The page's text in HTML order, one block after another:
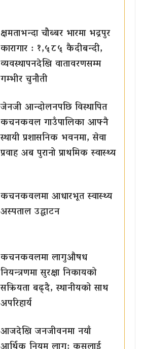
क्षमताभन्दा चौब्बर भारमा भद्रपुर
कारागार : १,५८५ कैदीबन्दी,
व्यवस्थापनदेखि वातावरणसम्म
गम्भीर चुनौती
जेनजी आन्दोलनपछि विस्थापित
कचनकवल गाउँपालिका आफ्नै
स्थायी प्रशासनिक भवनमा, सेवा
प्रवाह अब पुरानो प्राथमिक स्वास्थ्य
कचनकवलमा आधारभूत स्वास्थ्य
अस्पताल उद्घाटन
कचनकवलमा लागुऔषध
नियन्त्रणमा सुरक्षा निकायको
सक्रियता बढ्दै, स्थानीयको साथ
अपरिहार्य
आजदेखि जनजीवनमा नयाँ